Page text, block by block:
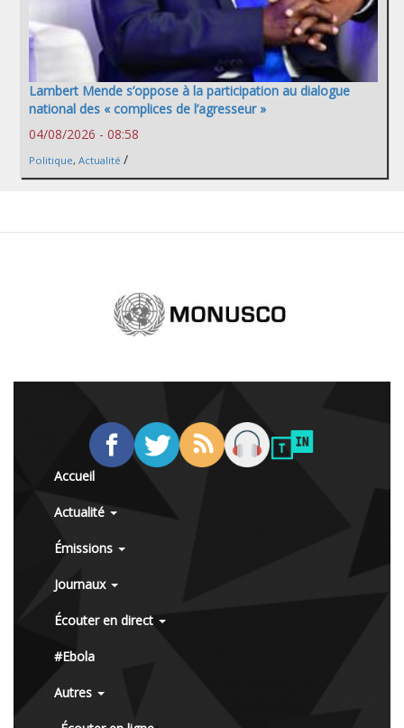
Lambert Mende s’oppose à la participation au dialogue
national des « complices de l’agresseur »
04/08/2026 - 08:58
Politique, Actualité /
Accueil
Actualité
Émissions
Journaux
Écouter en direct
#Ebola
Autres